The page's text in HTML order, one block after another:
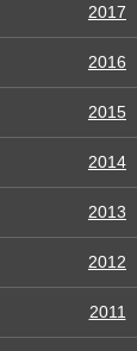
2017
2016
2015
2014
2013
2012
2011